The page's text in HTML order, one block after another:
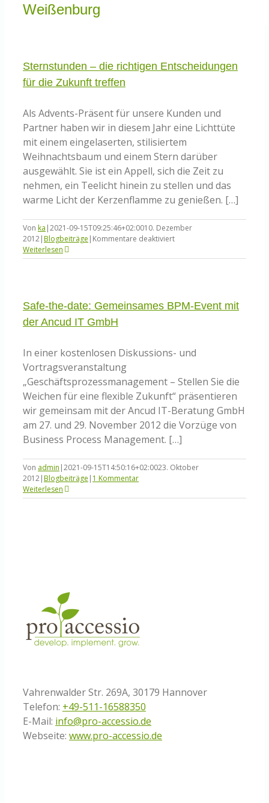
Knowledge Centered Service
Community
Shop
Weißenburg
Sternstunden – die richtigen Entscheidungen
für die Zukunft treffen
Als Advents-Präsent für unsere Kunden und
Partner haben wir in diesem Jahr eine Lichttüte
mit einem eingelaserten, stilisiertem
Weihnachtsbaum und einem Stern darüber
ausgewählt. Sie ist ein Appell, sich die Zeit zu
nehmen, ein Teelicht hinein zu stellen und das
warme Licht der Kerzenflamme zu genießen. […]
Von ka |2021-09-15T09:25:46+02:0010. Dezember
2012|Blogbeiträge | Kommentare deaktiviertfür
–
für
die
Weiterlesen
Safe-the-date: Gemeinsames BPM-Event mit
der Ancud IT GmbH
In einer kostenlosen Diskussions- und
Vortragsveranstaltung
„Geschäftsprozessmanagement – Stellen Sie die
Weichen für eine flexible Zukunft“ präsentieren
wir gemeinsam mit der Ancud IT-Beratung GmbH
am 27. und 29. November 2012 die Vorzüge von
Business Process Management. […]
Von admin |2021-09-15T14:50:16+02:0023. Oktober
2012|Blogbeiträge | 1 Kommentar
Weiterlesen
Vahrenwalder Str. 269A, 30179 Hannover
Telefon: +49-511-16588350
E-Mail: info@pro-accessio.de
Webseite: www.pro-accessio.de